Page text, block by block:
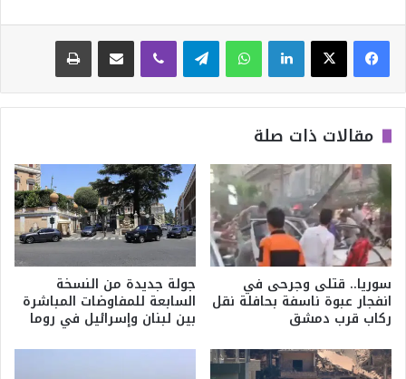
لينكدإن واتساب تيلقرام
مقالات ذات صلة
سوريا.. قتلى وجرحى في
انفجار عبوة ناسفة بحافلة نقل
ركاب قرب دمشق
جولة جديدة من النسخة
السابعة للمفاوضات المباشرة
بين لبنان وإسرائيل في روما